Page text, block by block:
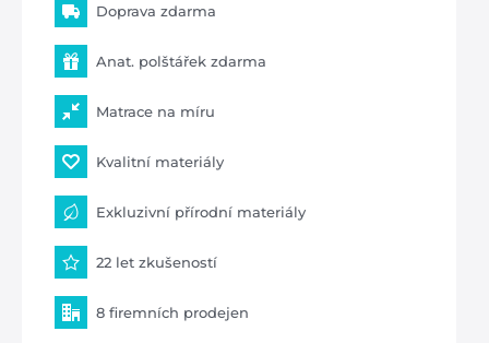
Doprava zdarma
Anat. polštářek zdarma
Matrace na míru
Kvalitní materiály
Exkluzivní přírodní materiály
22 let zkušeností
8 firemních prodejen